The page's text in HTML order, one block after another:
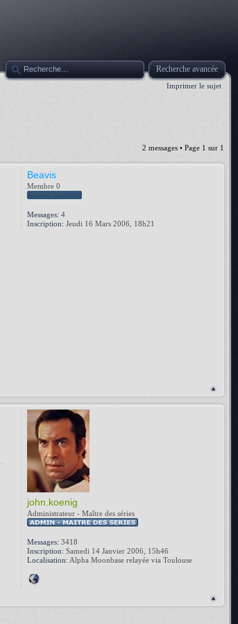
Recherche avancée
Imprimer le sujet
2 messages • Page 1 sur 1
Beavis
Membre 0
Messages: 4
Inscription: Jeudi 16 Mars 2006, 18h21
john.koenig
Administrateur - Maître des séries
Messages: 3418
Inscription: Samedi 14 Janvier 2006, 15h46
Localisation: Alpha Moonbase relayée via Toulouse